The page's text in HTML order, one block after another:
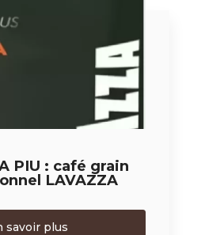
PIU : café grain
LAVAZZA
savoir plus